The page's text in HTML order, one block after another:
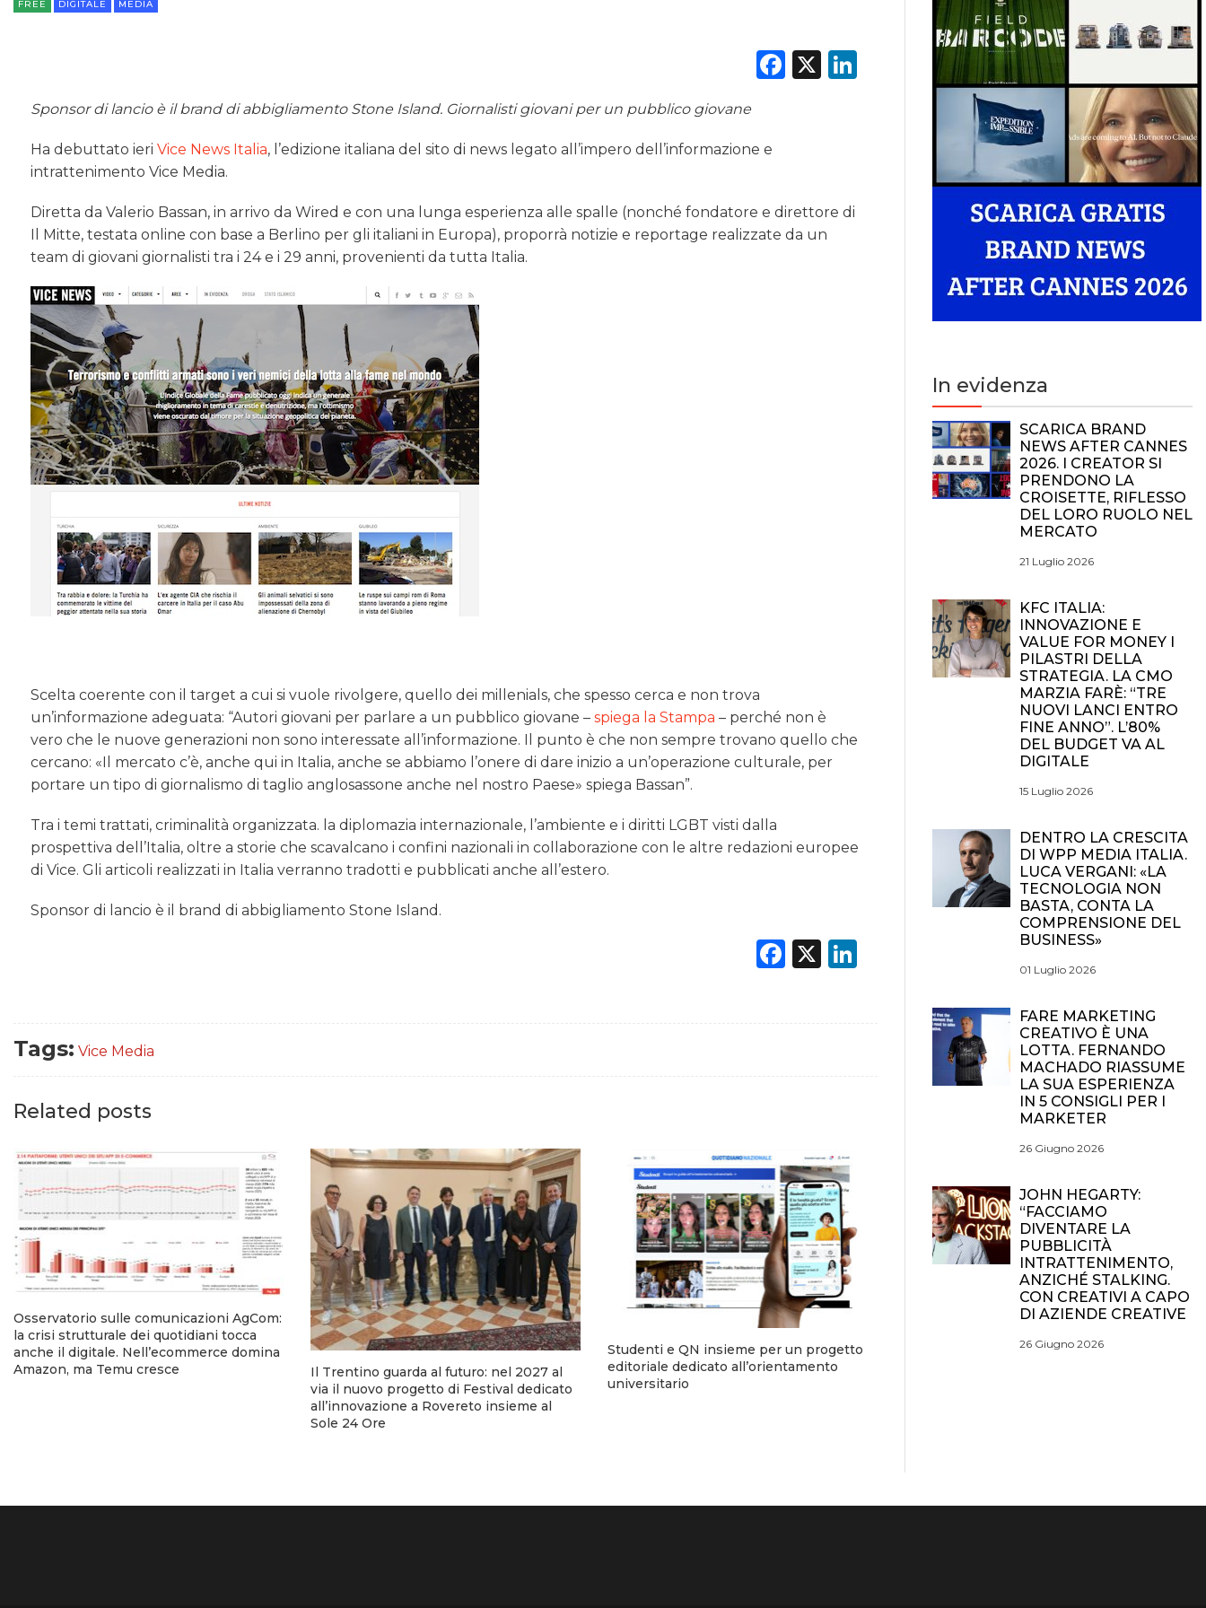
PREVISIONI/SCENARI
NORMATIVE
CASE HISTORY
FREE DIGITALE MEDIA
Facebook
X LinkedIn
Sponsor di lancio è il brand di abbigliamento Stone Island. Giornalisti giovani per un pubblico giovane
Ha debuttato ieri Vice News Italia, l’edizione italiana del sito di news legato all’impero dell’informazione e
intrattenimento Vice Media.
Diretta da Valerio Bassan, in arrivo da Wired e con una lunga esperienza alle spalle (nonché fondatore e direttore di
Il Mitte, testata online con base a Berlino per gli italiani in Europa), proporrà notizie e reportage realizzate da un
team di giovani giornalisti tra i 24 e i 29 anni, provenienti da tutta Italia.
Scelta coerente con il target a cui si vuole rivolgere, quello dei millenials, che spesso cerca e non trova
un’informazione adeguata: “Autori giovani per parlare a un pubblico giovane –spiega la Stampa – perché non è
vero che le nuove generazioni non sono interessate all’informazione. Il punto è che non sempre trovano quello che
cercano: «Il mercato c’è, anche qui in Italia, anche se abbiamo l’onere di dare inizio a un’operazione culturale, per
portare un tipo di giornalismo di taglio anglosassone anche nel nostro Paese» spiega Bassan”.
Tra i temi trattati, criminalità organizzata. la diplomazia internazionale, l’ambiente e i diritti LGBT visti dalla
prospettiva dell’Italia, oltre a storie che scavalcano i confini nazionali in collaborazione con le altre redazioni europee
di Vice. Gli articoli realizzati in Italia verranno tradotti e pubblicati anche all’estero.
Sponsor di lancio è il brand di abbigliamento Stone Island.
Facebook
X LinkedIn
Tags: Vice Media
Related posts
Osservatorio sulle comunicazioni AgCom:
la crisi strutturale dei quotidiani tocca
anche il digitale. Nell’ecommerce domina
Amazon, ma Temu cresce
Il Trentino guarda al futuro: nel 2027 al
via il nuovo progetto di Festival dedicato
all’innovazione a Rovereto insieme al
Sole 24 Ore
Studenti e QN insieme per un progetto
editoriale dedicato all’orientamento
universitario
In evidenza
SCARICA BRAND
NEWS AFTER CANNES
2026. I CREATOR SI
PRENDONO LA
CROISETTE, RIFLESSO
DEL LORO RUOLO NEL
MERCATO
21 Luglio 2026
KFC ITALIA:
INNOVAZIONE E
VALUE FOR MONEY I
PILASTRI DELLA
STRATEGIA. LA CMO
MARZIA FARÈ: “TRE
NUOVI LANCI ENTRO
FINE ANNO”. L’80%
DEL BUDGET VA AL
DIGITALE
15 Luglio 2026
DENTRO LA CRESCITA
DI WPP MEDIA ITALIA.
LUCA VERGANI: «LA
TECNOLOGIA NON
BASTA, CONTA LA
COMPRENSIONE DEL
BUSINESS»
01 Luglio 2026
FARE MARKETING
CREATIVO È UNA
LOTTA. FERNANDO
MACHADO RIASSUME
LA SUA ESPERIENZA
IN 5 CONSIGLI PER I
MARKETER
26 Giugno 2026
JOHN HEGARTY:
“FACCIAMO
DIVENTARE LA
PUBBLICITÀ
INTRATTENIMENTO,
ANZICHÉ STALKING.
CON CREATIVI A CAPO
DI AZIENDE CREATIVE
26 Giugno 2026